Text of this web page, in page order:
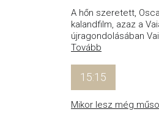
A hőn szeretett,
kalandfilm, azaz a
újragondolásában
Tovább
15:15
Mikor lesz még